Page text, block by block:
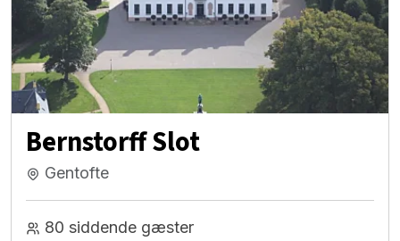
Bernstorff Slot
Gentofte
80 siddende gæster